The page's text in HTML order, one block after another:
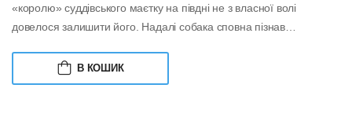
«королю» суддівського маєтку на півдні не з власної волі
довелося залишити його. Надалі собака сповна пізнав
В КОШИК